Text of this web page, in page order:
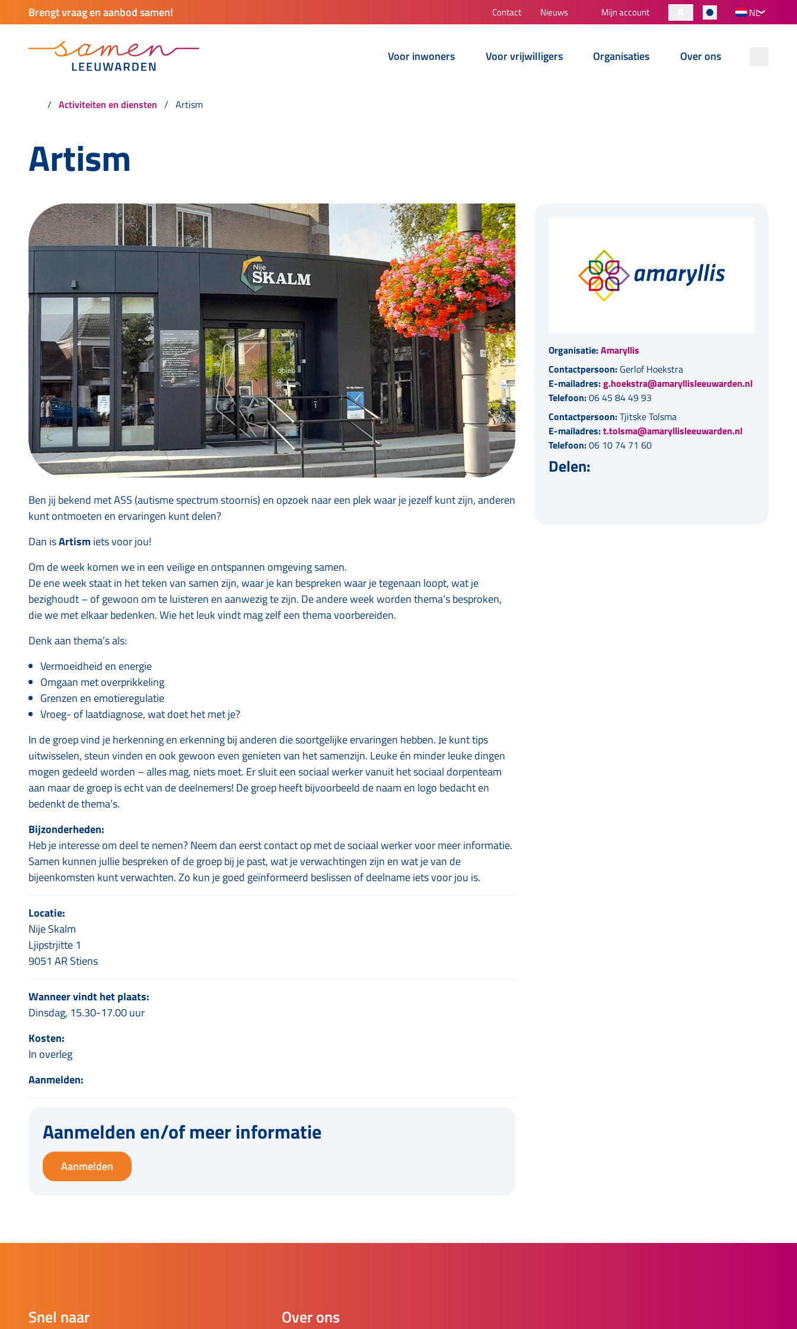
Brengt vraag en aanbod samen! Contact Nieuws Mijn account NL
Voor inwoners Voor vrijwilligers Organisaties Over ons
Activiteiten en diensten Artism
Artism
Ben jij bekend met ASS (autisme spectrum stoornis) en opzoek naar een plek waar je jezelf kunt zijn, anderen
kunt ontmoeten en ervaringen kunt delen?
Dan isArtism iets voor jou!
Om de week komen we in een veilige en ontspannen omgeving samen.
De ene week staat in het teken van samen zijn, waar je kan bespreken waar je tegenaan loopt, wat je
bezighoudt – of gewoon om te luisteren en aanwezig te zijn. De andere week worden thema’s besproken,
die we met elkaar bedenken. Wie het leuk vindt mag zelf een thema voorbereiden.
Denk aan thema’s als:
Vermoeidheid en energie
Omgaan met overprikkeling
Grenzen en emotieregulatie
Vroeg- of laatdiagnose, wat doet het met je?
In de groep vind je herkenning en erkenning bij anderen die soortgelijke ervaringen hebben. Je kunt tips
uitwisselen, steun vinden en ook gewoon even genieten van het samenzijn. Leuke én minder leuke dingen
mogen gedeeld worden – alles mag, niets moet. Er sluit een sociaal werker vanuit het sociaal dorpenteam
aan maar de groep is echt van de deelnemers! De groep heeft bijvoorbeeld de naam en logo bedacht en
bedenkt de thema’s.
Bijzonderheden:
Heb je interesse om deel te nemen? Neem dan eerst contact op met de sociaal werker voor meer informatie.
Samen kunnen jullie bespreken of de groep bij je past, wat je verwachtingen zijn en wat je van de
bijeenkomsten kunt verwachten. Zo kun je goed geïnformeerd beslissen of deelname iets voor jou is.
Locatie:
Nije Skalm
Ljipstrjitte 1
9051 AR Stiens
Wanneer vindt het plaats:
Dinsdag, 15.30-17.00 uur
Kosten:
In overleg
Aanmelden:
Aanmelden en/of meer informatie
Aanmelden
Organisatie:Amaryllis
Contactpersoon: Gerlof Hoekstra
E-mailadres:g.hoekstra@amaryllisleeuwarden.nl
Telefoon:06 45 84 49 93
Contactpersoon:Tjitske Tolsma
E-mailadres:t.tolsma@amaryllisleeuwarden.nl
Telefoon:06 10 74 71 60
Delen:
Snel naar Over ons